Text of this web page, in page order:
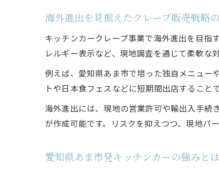
海外進出を見据えたクレープ販売戦略
キッチンカークレープ事業で海外進出を目指
レルギー表示など、現地調査を通じて柔軟な
例えば、愛知県あま市で培った独自メニュー
トや日本食フェスなどに短期間出店すること
海外進出には、現地の営業許可や輸出入手続
が作成可能です。リスクを抑えつつ、現地パ
愛知県あま市発キッチンカーの強みと